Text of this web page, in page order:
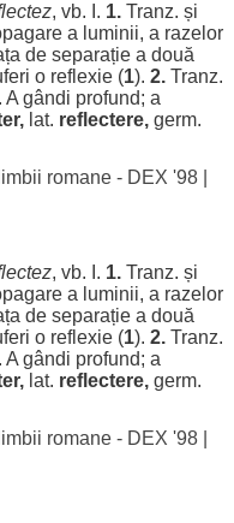
, vb. I. 1.Tranz. și
a luminii, a razelor
de separațiea două
o reflexie(1). 2.Tranz.
A gândi profund; a
lat. reflectere,germ.
romane - DEX '98|
, vb. I. 1.Tranz. și
a luminii, a razelor
de separațiea două
o reflexie(1). 2.Tranz.
A gândi profund; a
lat. reflectere,germ.
romane - DEX '98|